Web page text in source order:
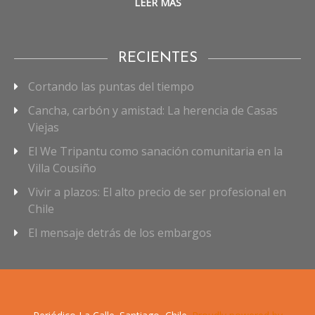
RECIENTES
Cortando las puntas del tiempo
Cancha, carbón y amistad: La herencia de Casas
Viejas
El We Tripantu como sanación comunitaria en la
Villa Cousiño
Vivir a plazos: El alto precio de ser profesional en
Chile
El mensaje detrás de los embargos